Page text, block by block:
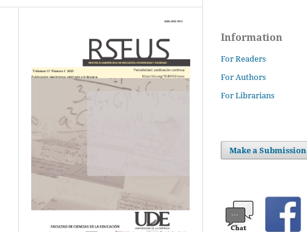
Information
For Readers
For Authors
For Librarians
Make a Submission